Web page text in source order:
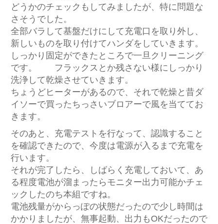
どうかのチェックもしてみましたが、特に問題な
さそうでした。
全部バラして基盤だけにして充電口を取り外し、
新しいものを取り付けてハンダをしていきます。
しっかり固定ができたところで一旦クリーニング
です。 フラックスとか残さない様にしっかり
洗浄して乾燥させていきます。
ちょうどヒーターがあるので、それで乾燥と昔ダ
イソーで買ったちっさいブロアーで風を当ててお
きます。
そのあと、充電テストを行なって、認識すること
を確認できたので、今度は電源が入るまで充電を
行います。
それが完了したら、しばらく充電しておいて、あ
る程度電池が溜まったらモニター出力可能かチェ
ックしたのち本組ですね。
電池残量がからっぽの状態だったので少し時間は
かかりましたが、無事起動、出力もOKだったので